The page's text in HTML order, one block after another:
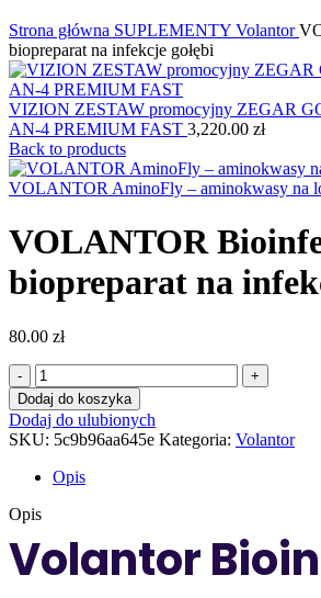
Strona główna SUPLEMENTY Volantor
biopreparat na infekcje gołębi
VIZION ZESTAW promocyjny ZEGAR
AN-4 PREMIUM FAST 3,220.00 zł
Back to products
VOLANTOR AminoFly – aminokwasy na
VOLANTOR
biopreparat na
80.00 zł
ilość
VOLANTOR
Bioinfex+
biopreparat
na
infekcje
gołębi
Dodaj do koszyka
Dodaj do ulubionych
SKU: 5c9b96aa645e Kategoria: Volantor
Opis
Opis
Volantor